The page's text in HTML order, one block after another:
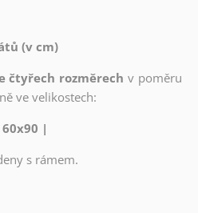
(v cm)
čtyřech rozměrech v poměru
ve velikostech:
|
s rámem.